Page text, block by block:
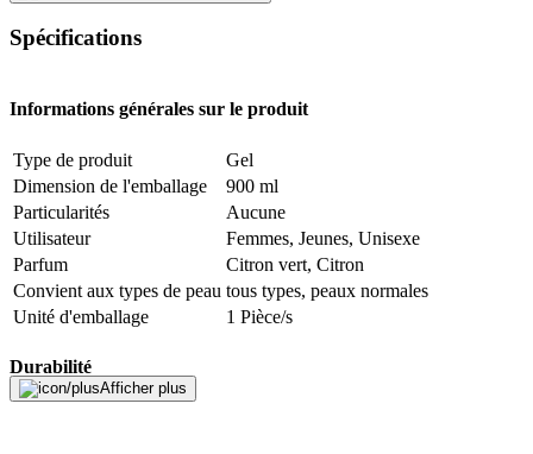
Spécifications
Informations générales sur le produit
Type de produit
Gel
Dimension de l'emballage
900 ml
Particularités
Aucune
Utilisateur
Femmes, Jeunes, Unisexe
Parfum
Citron vert, Citron
Convient aux types de peau tous types, peaux normales
Unité d'emballage
1 Pièce/s
Durabilité
Afficher plus